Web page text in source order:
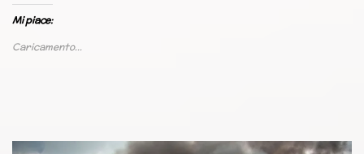
Mi piace:
Caricamento...